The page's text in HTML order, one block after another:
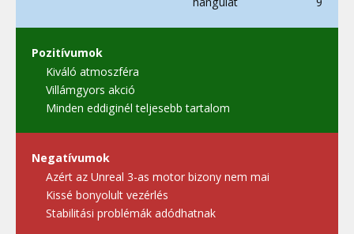
Pozitívumok
Kiváló atmoszféra
Villámgyors akció
Minden eddiginél teljesebb tartalom
Negatívumok
Azért az Unreal 3-as motor bizony nem mai
Kissé bonyolult vezérlés
Stabilitási problémák adódhatnak